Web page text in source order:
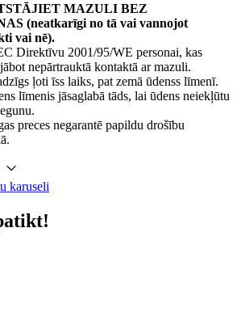
MAZULI BEZ
(neatkarīgi no tā vai vannojot
vai nē).
Direktīvu 2001/95/WE personai, kas
nepārtrauktā kontaktā ar mazuli.
ļoti īss laiks, pat zemā ūdenss līmenī.
līmenis jāsaglabā tāds, lai ūdens neiekļūtu
preces negarantē papildu drošību
karuseli